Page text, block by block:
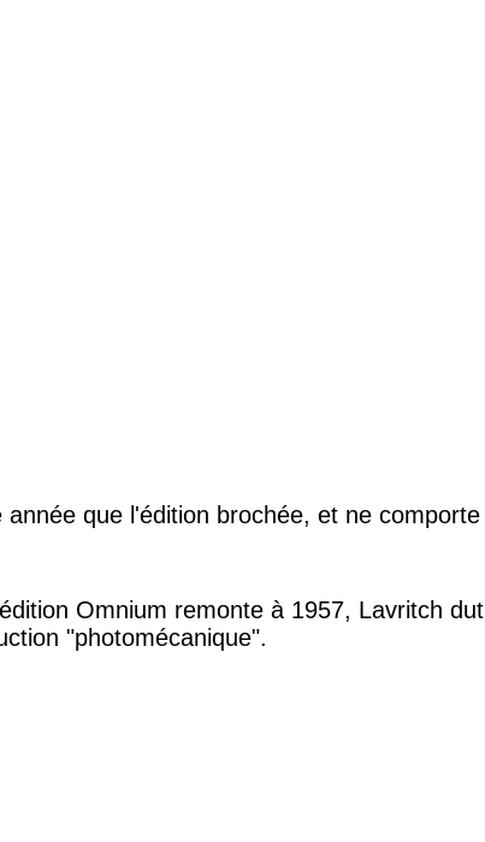
que l'édition brochée, et ne comporte
Omnium remonte à 1957, Lavritch dut
"photomécanique".